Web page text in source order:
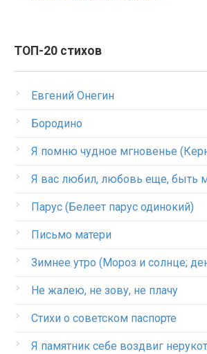
ТОП-20 стихов
Евгений Онегин
Бородино
Я помню чудное мгновенье
Я вас любил, любовь еще, быть
Парус (Белеет парус одинокий)
Письмо матери
Зимнее утро (Мороз и солнце;
Не жалею, не зову, не плачу
Стихи о советском паспорте
Я памятник себе воздвиг